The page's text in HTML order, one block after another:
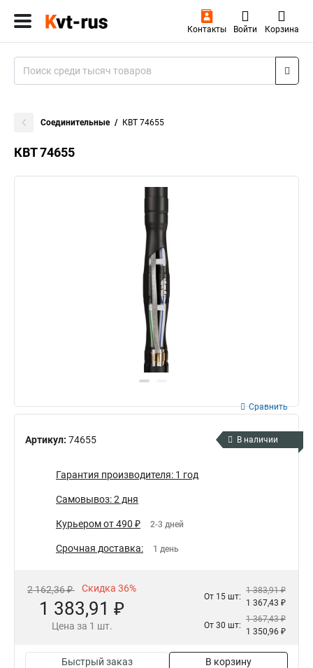
Контакты Войти Корзина
Соединительные КВТ 74655
КВТ 74655
Артикул: 74655
Сравнить
В наличии
Гарантия производителя: 1 год
Самовывоз: 2 дня
Курьером от 490 ₽ 2-3 дней
Срочная доставка: 1 день
2 162,36 ₽ Скидка 36%
1 383,91 ₽
Цена за 1 шт.
От 15 шт:
1 383,91 ₽
1 367,43 ₽
От 30 шт:
1 367,43 ₽
1 350,96 ₽
Быстрый заказ В корзину